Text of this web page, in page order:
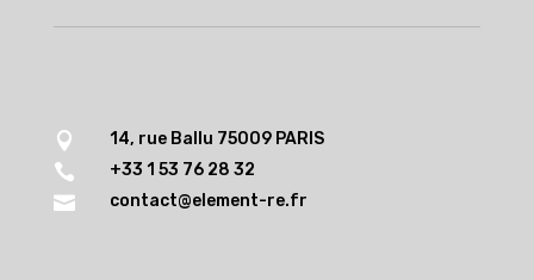
 14, rue Ballu 75009 PARIS
 +33 1 53 76 28 32
 contact@element-re.fr